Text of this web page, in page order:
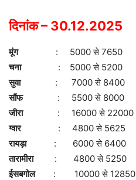
दिनांक – 30.12.2025
मूंग: 5000 से 7650
चना : 5000 से 5200
सुवा : 7000 से 8400
सौंफ
: 5500 से 8000
जीरा : 16000 से 22000
ग्वार
: 4800 से 5625
रायड़ा : 6000 से 6400
तारामीरा: 4800 से 5250
ईसबगोल
: 10000 से 12850